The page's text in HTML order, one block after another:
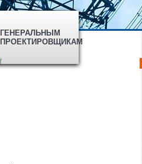
ГЕНЕРАЛЬНЫМ
ПРОЕКТИРОВЩИКАМ